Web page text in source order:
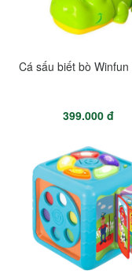
Cá sấu biết bò Winfun
399.000 đ